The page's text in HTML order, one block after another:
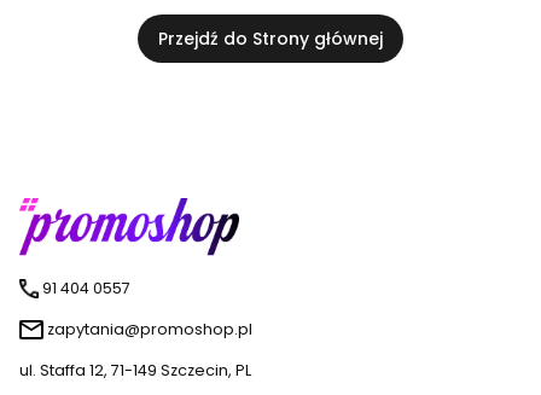
Przejdź do Strony głównej
91 404 0557
zapytania@promoshop.pl
ul. Staffa 12, 71-149 Szczecin, PL